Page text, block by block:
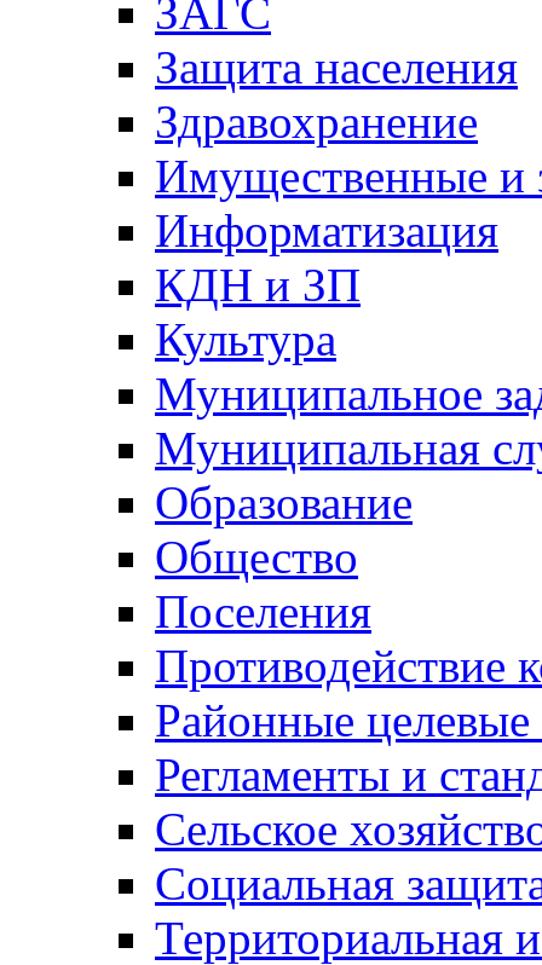
ЗАГС
Защита населения
Здравохранение
Имущественные и
Информатизация
КДН и ЗП
Культура
Муниципальное
Муниципальная
Образование
Общество
Поселения
Противодействие
Районные
Регламенты и
Сельское
Социальная
Территориальная